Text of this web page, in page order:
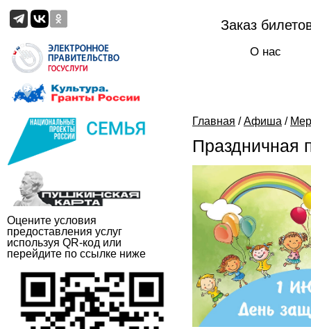
Оцените условия
предоставления услуг
используя QR-код или
перейдите по ссылке ниже
Заказ
О нас
Главная / Афиша /
Праздничная